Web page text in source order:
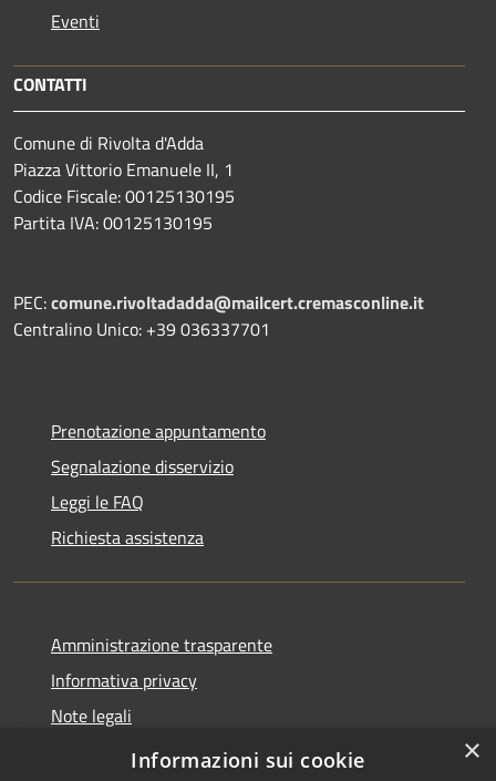
Eventi
CONTATTI
Comune di Rivolta d'Adda
Piazza Vittorio Emanuele II, 1
Codice Fiscale: 00125130195
Partita IVA: 00125130195
PEC:comune.rivoltadadda@mailcert.cremasconline.it
Centralino Unico: +39 036337701
Prenotazione appuntamento
Segnalazione disservizio
Leggi le FAQ
Richiesta assistenza
Amministrazione trasparente
Informativa privacy
Note legali
Dichiarazione di accessibilità
×
Informazioni sui cookie